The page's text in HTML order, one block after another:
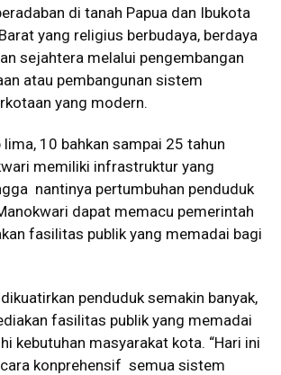
di tanah Papua dan Ibukota
yang religius berbudaya, berdaya
sejahtera melalui pengembangan
atau pembangunan sistem
yang modern.
lima, 10 bahkan sampai 25 tahun
memiliki infrastruktur yang
nantinya pertumbuhan penduduk
dapat memacu pemerintah
fasilitas publik yang memadai bagi
penduduk semakin banyak,
fasilitas publik yang memadai
kebutuhan masyarakat kota. “Hari ini
konprehensif semua sistem